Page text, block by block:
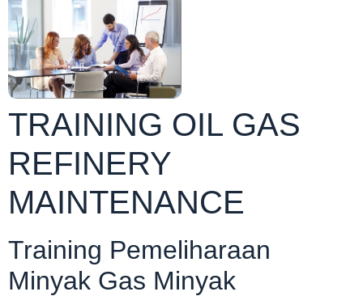
TRAINING OIL GAS
REFINERY
MAINTENANCE
Training Pemeliharaan
Minyak Gas Minyak